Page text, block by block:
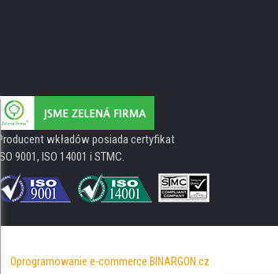
Producent wkładów posiada certyfikat
ISO 9001, ISO 14001 i STMC.
Oprogramowanie e-commerce BINARGON.cz